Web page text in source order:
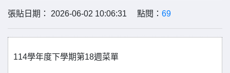
張貼日期： 2026-06-02 10:06:31 點閱： 69
114學年度下學期第18週菜單